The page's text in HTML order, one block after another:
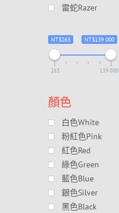
雷蛇Razer
NT$263 NT$139 000
263 139 000
顏色
白色White
粉紅色Pink
紅色Red
綠色Green
藍色Blue
銀色Silver
黑色Black